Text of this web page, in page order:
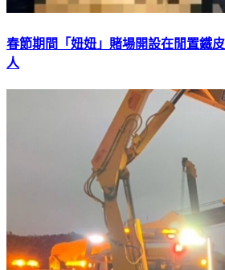
春節期間「妞妞」賭場開設在閒置鐵
人